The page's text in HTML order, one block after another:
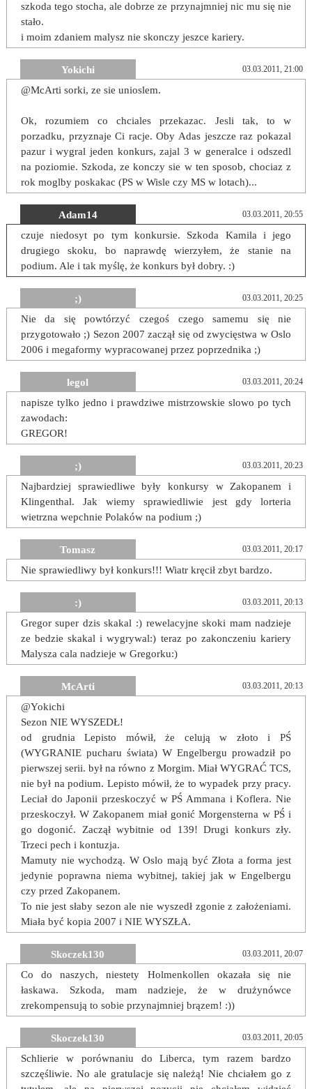
szkoda tego stocha, ale dobrze ze przynajmniej nic mu się nie
stało.
i moim zdaniem malysz nie skonczy jeszce kariery.
Yokichi 03.03.2011, 21:00
@McArti sorki, ze sie unioslem.
Ok, rozumiem co chciales przekazac. Jesli tak, to w
porzadku, przyznaje Ci racje. Oby Adas jeszcze raz pokazal
pazur i wygral jeden konkurs, zajal 3 w generalce i odszedl
na poziomie. Szkoda, ze konczy sie w ten sposob, chociaz z
rok moglby poskakac (PS w Wisle czy MS w lotach)...
Adam14 03.03.2011, 20:55
czuje niedosyt po tym konkursie. Szkoda Kamila i jego
drugiego skoku, bo naprawdę wierzyłem, że stanie na
podium. Ale i tak myślę, że konkurs był dobry. :)
;) 03.03.2011, 20:25
Nie da się powtórzyć czegoś czego samemu się nie
przygotowało ;) Sezon 2007 zaczął się od zwycięstwa w Oslo
2006 i megaformy wypracowanej przez poprzednika ;)
legol 03.03.2011, 20:24
napisze tylko jedno i prawdziwe mistrzowskie slowo po tych
zawodach:
GREGOR!
;) 03.03.2011, 20:23
Najbardziej sprawiedliwe były konkursy w Zakopanem i
Klingenthal. Jak wiemy sprawiedliwie jest gdy lorteria
wietrzna wepchnie Polaków na podium ;)
Tomasz 03.03.2011, 20:17
Nie sprawiedliwy był konkurs!!! Wiatr kręcił zbyt bardzo.
:) 03.03.2011, 20:13
Gregor super dzis skakal :) rewelacyjne skoki mam nadzieje
ze bedzie skakal i wygrywal:) teraz po zakonczeniu kariery
Malysza cala nadzieje w Gregorku:)
McArti 03.03.2011, 20:13
@Yokichi
Sezon NIE WYSZEDŁ!
od grudnia Lepisto mówił, że celują w złoto i PŚ
(WYGRANIE pucharu świata) W Engelbergu prowadził po
pierwszej serii. był na równo z Morgim. Miał WYGRAĆ TCS,
nie był na podium. Lepisto mówił, że to wypadek przy pracy.
Leciał do Japonii przeskoczyć w PŚ Ammana i Koflera. Nie
przeskoczył. W Zakopanem miał gonić Morgensterna w PŚ i
go dogonić. Zaczął wybitnie od 139! Drugi konkurs zły.
Trzeci pech i kontuzja.
Mamuty nie wychodzą. W Oslo mają być Złota a forma jest
jedynie poprawna niema wybitnej, takiej jak w Engelbergu
czy przed Zakopanem.
To nie jest słaby sezon ale nie wyszedł zgonie z założeniami.
Miała być kopia 2007 i NIE WYSZŁA.
Skoczek130 03.03.2011, 20:07
Co do naszych, niestety Holmenkollen okazała się nie
łaskawa. Szkoda, mam nadzieje, że w drużynówce
zrekompensują to sobie przynajmniej brązem! :))
Skoczek130 03.03.2011, 20:05
Schlierie w porównaniu do Liberca, tym razem bardzo
szczęśliwie. No ale gratulacje się należą! Nie chciałem go z